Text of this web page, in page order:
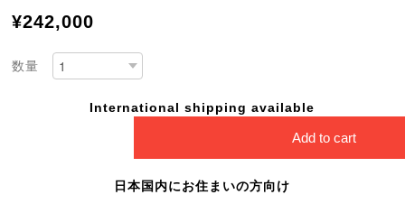
¥242,000
数量
International shipping available
Add to cart
日本国内にお住まいの方向け